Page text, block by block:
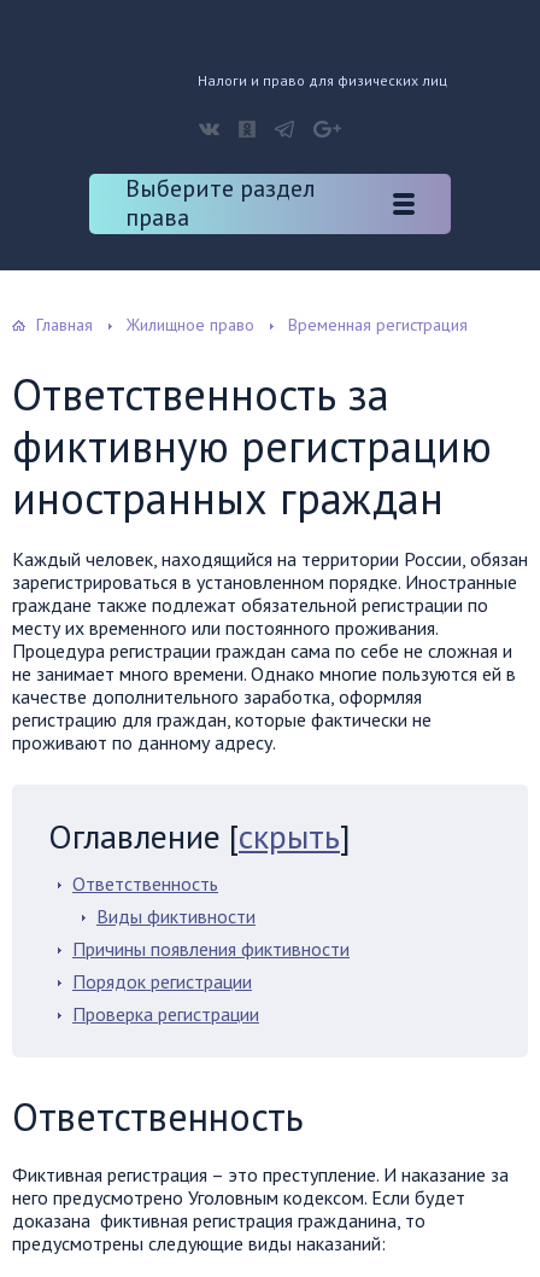
Налоги и право для физических лиц
Выберите раздел
права
Главная Жилищное право Временная регистрация
Ответственность за
фиктивную регистрацию
иностранных граждан
Каждый человек, находящийся на территории России, обязан
зарегистрироваться в установленном порядке. Иностранные
граждане также подлежат обязательной регистрации по
месту их временного или постоянного проживания.
Процедура регистрации граждан сама по себе не сложная и
не занимает много времени. Однако многие пользуются ей в
качестве дополнительного заработка, оформляя
регистрацию для граждан, которые фактически не
проживают по данному адресу.
Оглавление [скрыть]
Ответственность
Виды фиктивности
Причины появления фиктивности
Порядок регистрации
Проверка регистрации
Ответственность
Фиктивная регистрация – это преступление. И наказание за
него предусмотрено Уголовным кодексом. Если будет
доказана фиктивная регистрация гражданина, то
предусмотрены следующие виды наказаний: